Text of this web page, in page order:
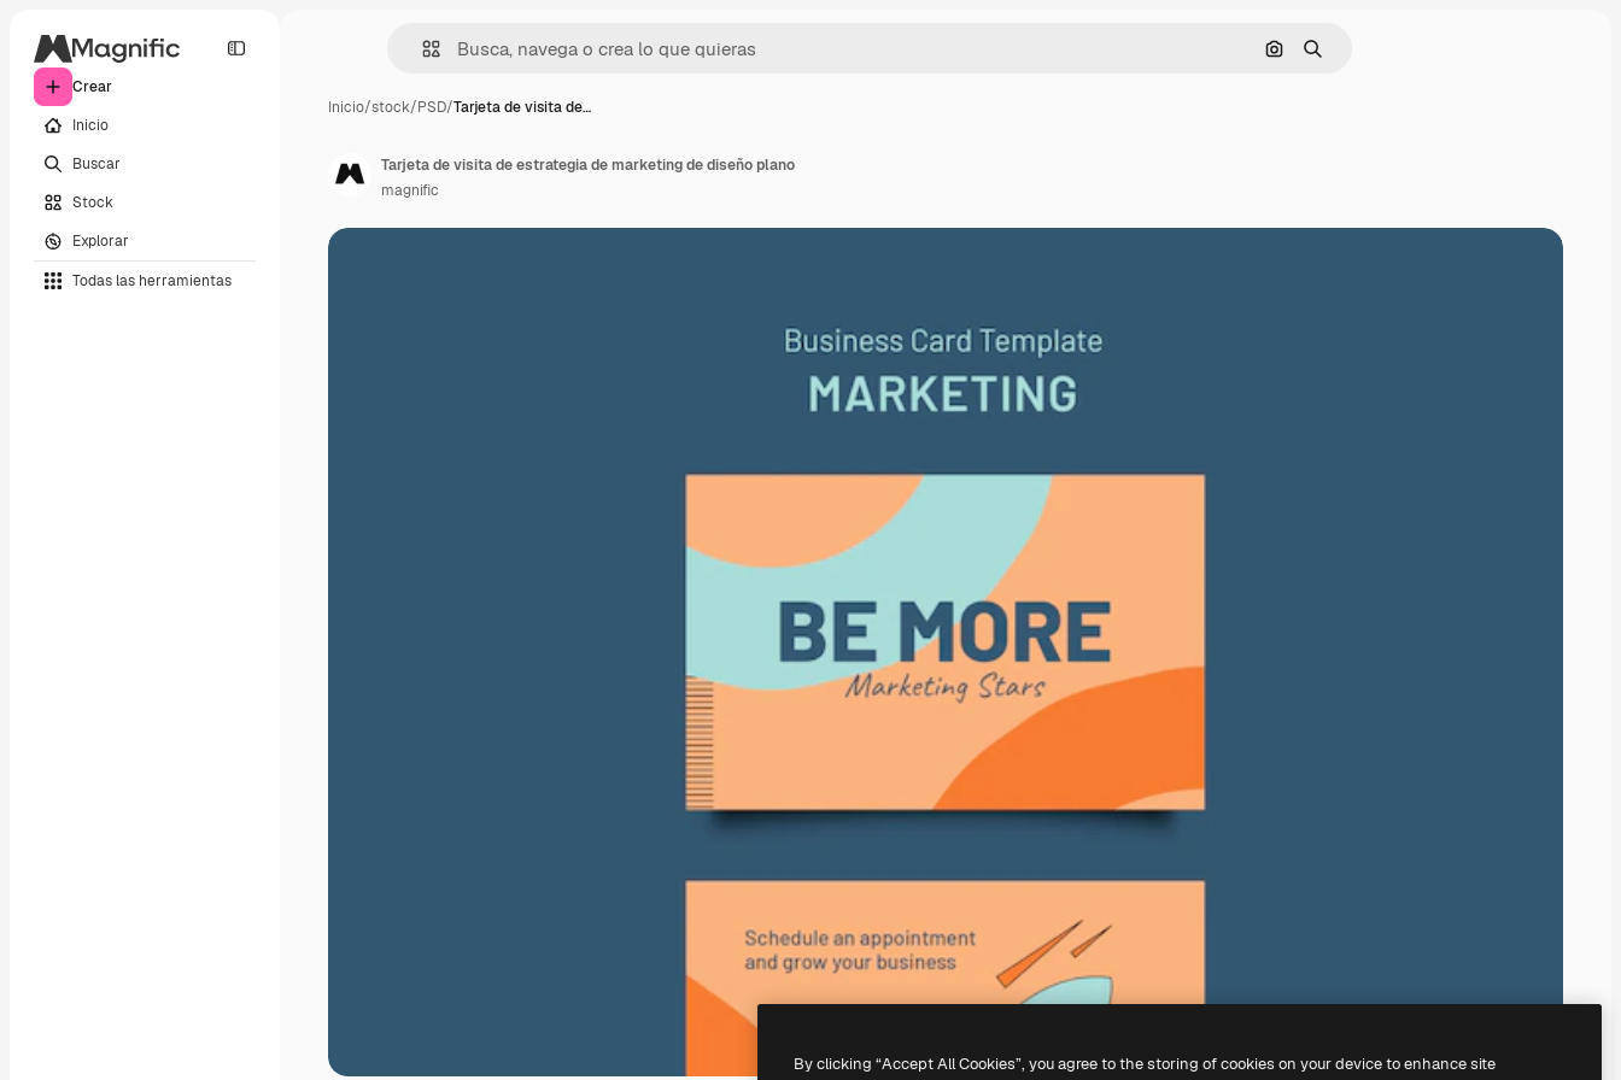
Crear
Inicio
Buscar
Stock
Explorar
Todas las herramientas
Buscar por imagen
Buscar
Inicio/stock/PSD/Tarjeta de visita de…
Tarjeta de visita de estrategia de marketing de diseño plano
magnific
By clicking “Accept All Cookies”, you agree to the storing of cookies on your device to enhance site